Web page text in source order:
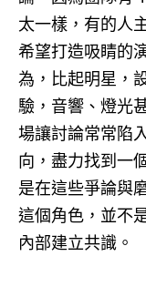
太一樣，有的人
希望打造吸睛的
為，比起明星，
驗，音響、燈光
場讓討論常常陷
向，盡力找到一
是在這些爭論與
這個角色，並不
內部建立共識。